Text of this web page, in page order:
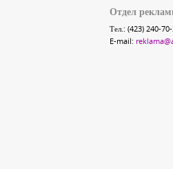
Отдел
Тел.: (423) 240-
E-mail: